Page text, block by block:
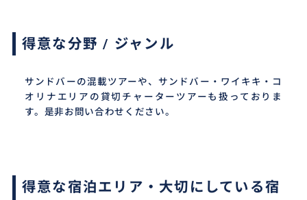
得意な分野 / ジャンル
サンドバーの混載ツアーや、サンドバー・ワイキキ・コ
オリナエリアの貸切チャーターツアーも扱っておりま
す。是非お問い合わせください。
得意な宿泊エリア・大切にしている宿